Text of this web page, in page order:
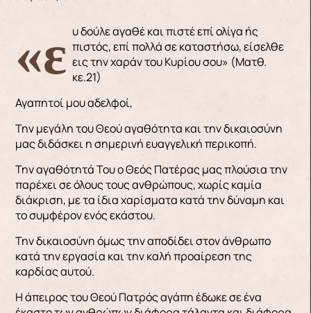
«ευ δούλε αγαθέ και πιστέ επί ολίγα ής πιστός, επί πολλά σε καταστήσω, είσελθε
εις την χαράν του Κυρίου σου» (Ματθ.
κε.21)
Αγαπητοί μου αδελφοί,
Την μεγάλη του Θεού αγαθότητα και την δικαιοσύνη
μας διδάσκει η σημερινή ευαγγελική περικοπή.
Την αγαθότητά Του ο Θεός Πατέρας μας πλούσια την
παρέχει σε όλους τους ανθρώπους, χωρίς καμία
διάκριση, με τα ίδια χαρίσματα κατά την δύναμη και
το συμφέρον ενός εκάστου.
Την δικαιοσύνη όμως την αποδίδει στον άνθρωπο
κατά την εργασία και την καλή προαίρεση της
καρδίας αυτού.
Η άπειρος του Θεού Πατρός αγάπη έδωκε σε ένα